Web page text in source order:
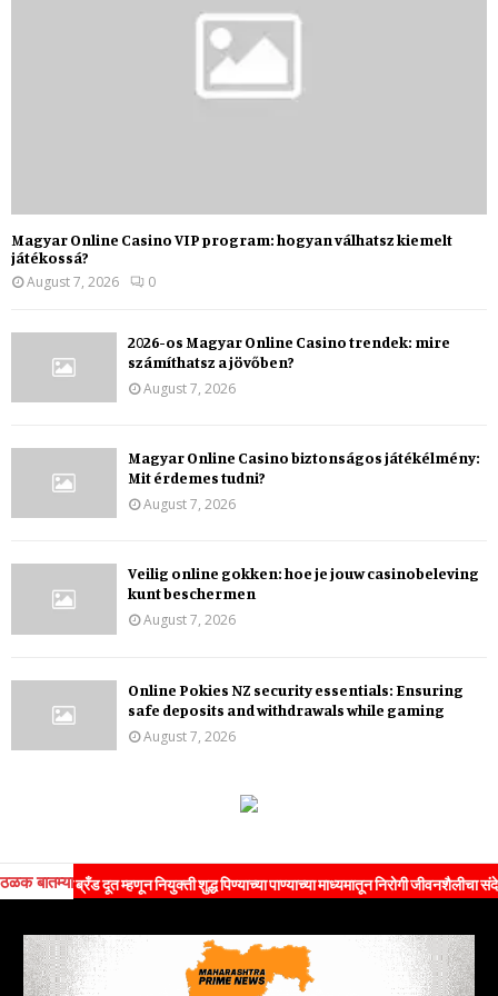
Magyar Online Casino VIP program: hogyan válhatsz kiemelt
játékossá?
August 7, 2026
0
2026-os Magyar Online Casino trendek: mire
számíthatsz a jövőben?
August 7, 2026
Magyar Online Casino biztonságos játékélmény:
Mit érdemes tudni?
August 7, 2026
Veilig online gokken: hoe je jouw casinobeleving
kunt beschermen
August 7, 2026
Online Pokies NZ security essentials: Ensuring
safe deposits and withdrawals while gaming
August 7, 2026
ठळक बातम्या
ब्रँड दूत म्हणून नियुक्ती शुद्ध पिण्याच्या पाण्याच्या माध्यमातून निरोगी जीवनशैलीचा संदेश